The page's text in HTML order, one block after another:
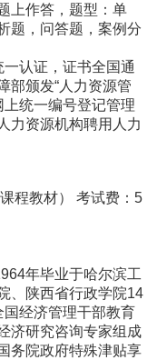
上作答，题型：单
题，问答题，案例分
认证，证书全国通
部颁发“人力资源管
统一编号登记管理
力资源机构聘用人力
程教材） 考试费：5
年毕业于哈尔滨工
、陕西省行政学院14
经济管理干部教育
济研究咨询专家组成
务院政府特殊津贴享